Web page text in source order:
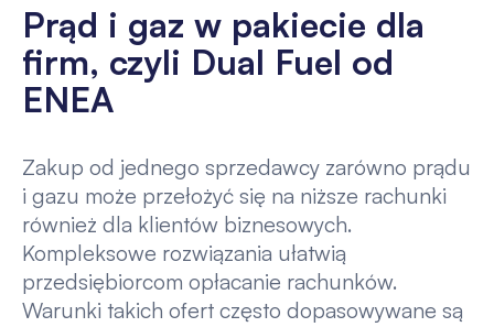
Prąd i gaz w pakiecie dla
firm, czyli Dual Fuel od
ENEA
Zakup od jednego sprzedawcy zarówno prądu
i gazu może przełożyć się na niższe rachunki
również dla klientów biznesowych.
Kompleksowe rozwiązania ułatwią
przedsiębiorcom opłacanie rachunków.
Warunki takich ofert często dopasowywane są